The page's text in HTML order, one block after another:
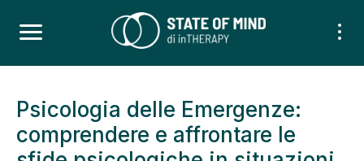
Psicologia delle Emergenze:
comprendere e affrontare le